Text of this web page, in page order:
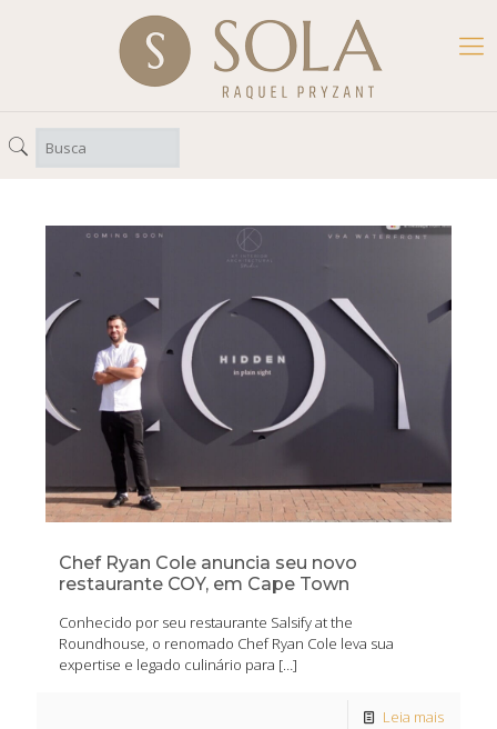
Chef Ryan Cole anuncia seu novo
restaurante COY, em Cape Town
Conhecido por seu restaurante Salsify at the
Roundhouse, o renomado Chef Ryan Cole leva sua
expertise e legado culinário para […]
Leia mais